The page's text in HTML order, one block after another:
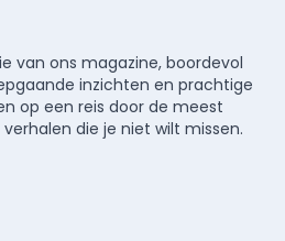
van ons magazine, boordevol
inzichten en prachtige
op een reis door de meest
die je niet wilt missen.